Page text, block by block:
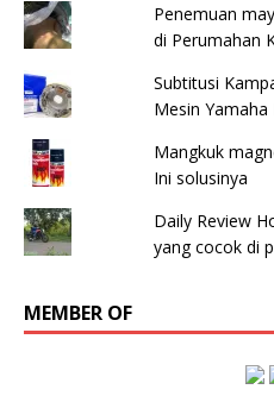
Penemuan
di Perumahan
Subtitusi
Mesin Yamaha
Mangkuk
Ini solusinya
Daily Review
yang cocok di
MEMBER OF